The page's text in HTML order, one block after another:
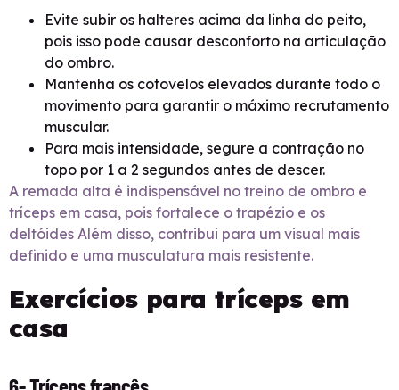
Evite subir os halteres acima da linha do peito,
pois isso pode causar desconforto na articulação
do ombro.
Mantenha os cotovelos elevados durante todo o
movimento para garantir o máximo recrutamento
muscular.
Para mais intensidade, segure a contração no
topo por 1 a 2 segundos antes de descer.
A remada alta é indispensável no treino de ombro e
tríceps em casa, pois fortalece o trapézio e os
deltóides Além disso, contribui para um visual mais
definido e uma musculatura mais resistente.
Exercícios para tríceps em
casa